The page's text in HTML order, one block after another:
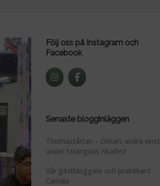
Följ oss på Instagram och
Facebook
Senaste blogginläggen
Thomastårtan – Oskars andra vinst
under Strängnäs Fikafest
Vår gästbloggare och praktikant
Camilla